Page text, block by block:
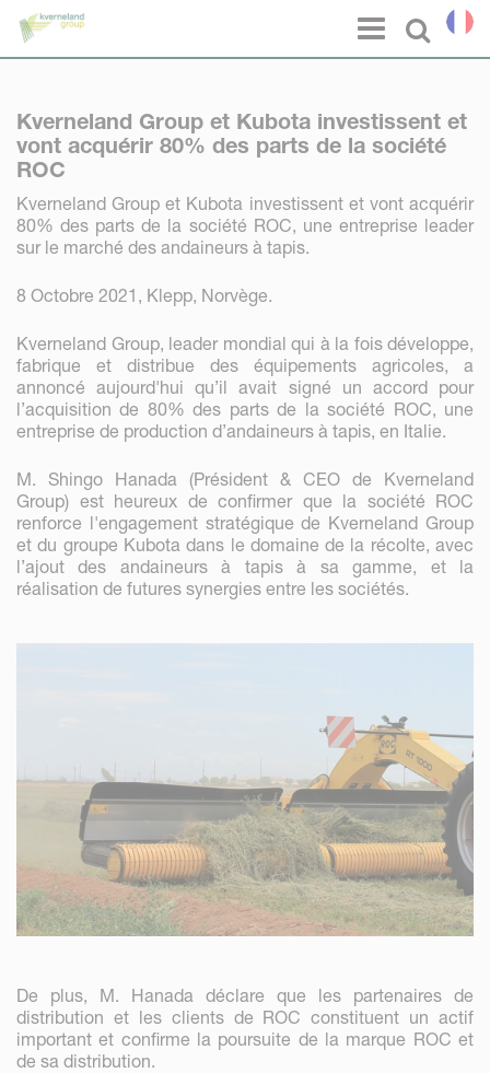
Select
Menu
Kverneland Group et Kubota investissent et
vont acquérir 80% des parts de la société
ROC
Kverneland Group et Kubota investissent et vont acquérir
80% des parts de la société ROC, une entreprise leader
sur le marché des andaineurs à tapis.
8 Octobre 2021, Klepp, Norvège.
Kverneland Group, leader mondial qui à la fois développe,
fabrique et distribue des équipements agricoles, a
annoncé aujourd'hui qu’il avait signé un accord pour
l’acquisition de 80% des parts de la société ROC, une
entreprise de production d’andaineurs à tapis, en Italie.
M. Shingo Hanada (Président & CEO de Kverneland
Group) est heureux de confirmer que la société ROC
renforce l'engagement stratégique de Kverneland Group
et du groupe Kubota dans le domaine de la récolte, avec
l’ajout des andaineurs à tapis à sa gamme, et la
réalisation de futures synergies entre les sociétés.
De plus, M. Hanada déclare que les partenaires de
distribution et les clients de ROC constituent un actif
important et confirme la poursuite de la marque ROC et
de sa distribution.
Panneau de gestion des cookies